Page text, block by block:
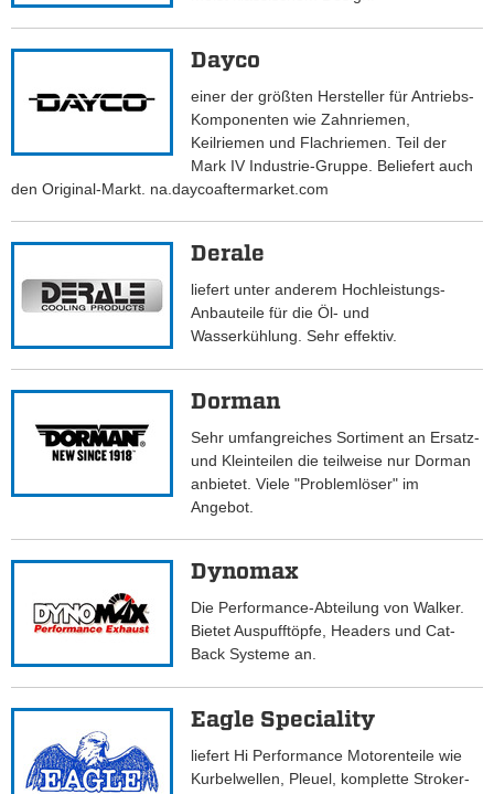
Dayco
einer der größten Hersteller für Antriebs-
Komponenten wie Zahnriemen,
Keilriemen und Flachriemen. Teil der
Mark IV Industrie-Gruppe. Beliefert auch
den Original-Markt. na.daycoaftermarket.com
Derale
liefert unter anderem Hochleistungs-
Anbauteile für die Öl- und
Wasserkühlung. Sehr effektiv.
Dorman
Sehr umfangreiches Sortiment an Ersatz-
und Kleinteilen die teilweise nur Dorman
anbietet. Viele "Problemlöser" im
Angebot.
Dynomax
Die Performance-Abteilung von Walker.
Bietet Auspufftöpfe, Headers und Cat-
Back Systeme an.
Eagle Speciality
liefert Hi Performance Motorenteile wie
Kurbelwellen, Pleuel, komplette Stroker-